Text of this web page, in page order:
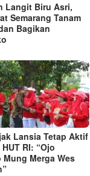
Langit Biru Asri,
Semarang Tanam
Bagikan
Lansia Tetap Aktif
RI: “Ojo
Mung Merga Wes